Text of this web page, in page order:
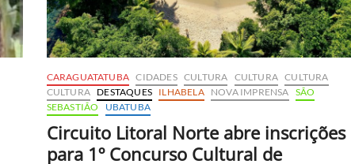
sabe
até
agora
CARAGUATATUBA CIDADES CULTURA CULTURA CULTURA
CULTURA
DESTAQUES ILHABELA NOVA IMPRENSA SÃO
SEBASTIÃO
UBATUBA
Circuito Litoral Norte abre inscrições
para 1º Concurso Cultural de